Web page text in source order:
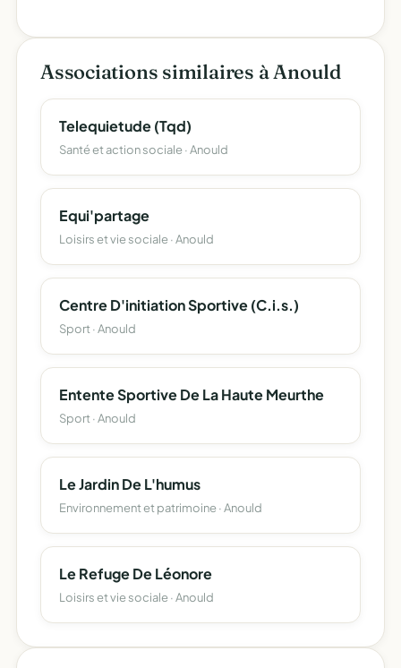
Associations similaires à Anould
Telequietude (Tqd)
Santé et action sociale · Anould
Equi'partage
Loisirs et vie sociale · Anould
Centre D'initiation Sportive (C.i.s.)
Sport · Anould
Entente Sportive De La Haute Meurthe
Sport · Anould
Le Jardin De L'humus
Environnement et patrimoine · Anould
Le Refuge De Léonore
Loisirs et vie sociale · Anould